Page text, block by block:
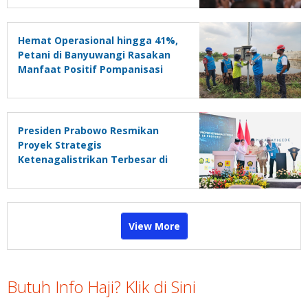
Target Pertumbuhan Ekonomi 8
Persen
Hemat Operasional hingga 41%,
Petani di Banyuwangi Rasakan
Manfaat Positif Pompanisasi
Presiden Prabowo Resmikan
Proyek Strategis
Ketenagalistrikan Terbesar di
View More
Butuh Info Haji? Klik di Sini